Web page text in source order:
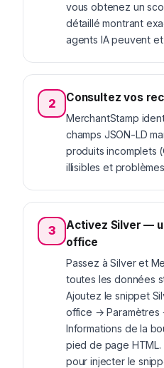
vous obtenez un
détaillé montrant
agents IA peuvent
2 Consultez vos
MerchantStamp
champs JSON-LD
produits incomplets
illisibles et
3
Activez Silver —
office
Passez à Silver et
toutes les données
Ajoutez le snippet
office →
Informations de la
pied de page HTML.
pour injecter le